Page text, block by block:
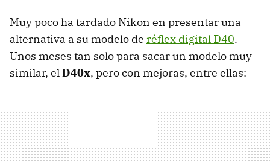
Muy poco ha tardado Nikon en presentar una
alternativa a su modelo de réflex digital D40.
Unos meses tan solo para sacar un modelo muy
similar, elD40x, pero con mejoras, entre ellas: